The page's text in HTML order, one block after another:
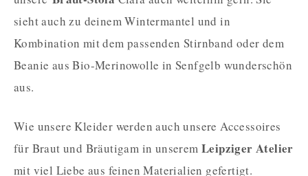
sieht auch zu deinem Wintermantel und in
Kombination mit dem passenden Stirnband oder dem
Beanie aus Bio-Merinowolle in Senfgelb wunderschön
aus.
Wie unsere Kleider werden auch unsere Accessoires
für Braut und Bräutigam in unserem Leipziger Atelier
mit viel Liebe aus feinen Materialien gefertigt.